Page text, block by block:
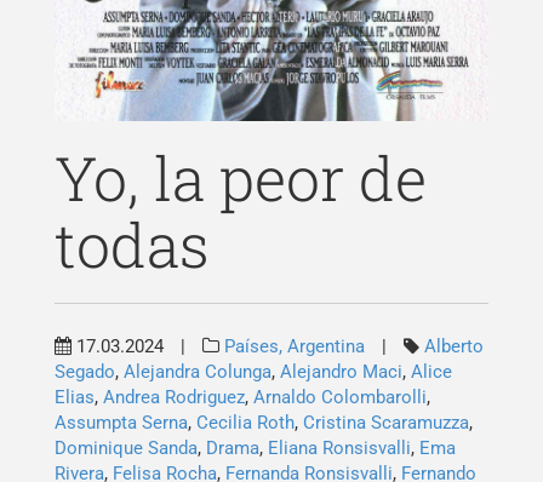
Contato
Pesquisar
por:
Yo, la peor de
todas
17.03.2024 | Países, Argentina |
Alberto
Segado, Alejandra Colunga, Alejandro Maci, Alice
Elias, Andrea Rodriguez, Arnaldo Colombarolli,
Assumpta Serna, Cecilia Roth, Cristina Scaramuzza,
Dominique Sanda, Drama, Eliana Ronsisvalli, Ema
Rivera, Felisa Rocha, Fernanda Ronsisvalli, Fernando